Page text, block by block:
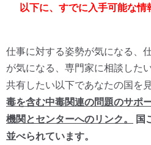
以下に、すでに入手可能な情
仕事に対する姿勢が気になる、
が気になる、専門家に相談した
共有したい以下であなたの国を
毒を含む中毒関連の問題のサポ
機関とセンターへのリンク。
国
並べられています。